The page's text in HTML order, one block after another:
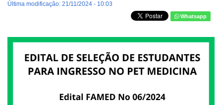
Última modificação: 21/11/2024 - 10:03
Whatsapp
edital_pet_medicina1.png